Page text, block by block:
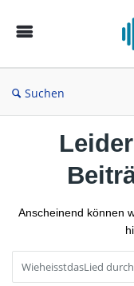
Suchen
Anscheinend können